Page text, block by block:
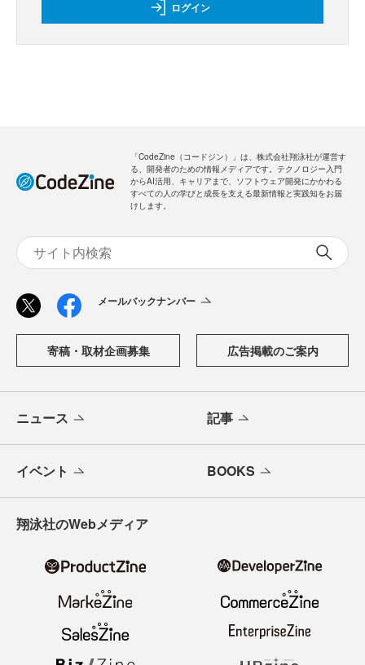
ログイン
「CodeZine（コードジン）」は、株式会社翔泳社が運営す
る、開発者のための情報メディアです。テクノロジー入門
からAI活用、キャリアまで、ソフトウェア開発にかかわる
すべての人の学びと成長を支える最新情報と実践知をお届
けします。
メールバックナンバー
寄稿・取材企画募集 広告掲載のご案内
ニュース 記事
イベント BOOKS
翔泳社のWebメディア